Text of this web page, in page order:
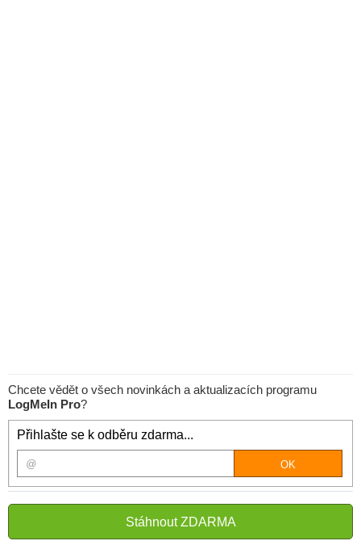
Chcete vědět o všech novinkách a aktualizacích programu
LogMeIn Pro?
Přihlašte se k odběru zdarma...
Stáhnout ZDARMA